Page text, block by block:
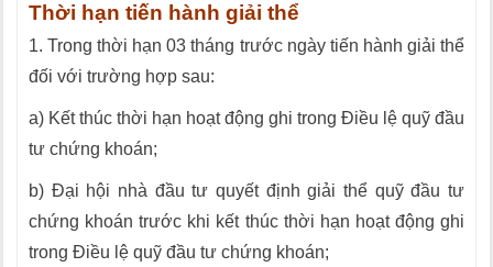
Thời hạn tiến hành giải thể
1. Trong thời hạn 03 tháng trước ngày tiến hành giải thể
đối với trường hợp sau:
a) Kết thúc thời hạn hoạt động ghi trong Điều lệ quỹ đầu
tư chứng khoán;
b) Đại hội nhà đầu tư quyết định giải thể quỹ đầu tư
chứng khoán trước khi kết thúc thời hạn hoạt động ghi
trong Điều lệ quỹ đầu tư chứng khoán;